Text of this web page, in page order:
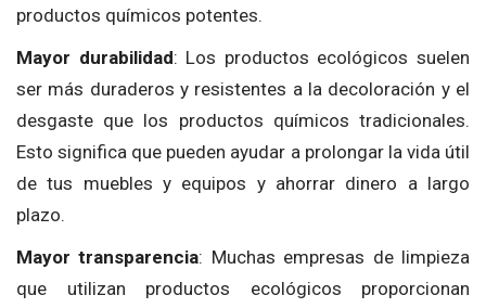
productos químicos potentes.
Mayor durabilidad: Los productos ecológicos suelen
ser más duraderos y resistentes a la decoloración y el
desgaste que los productos químicos tradicionales.
Esto significa que pueden ayudar a prolongar la vida útil
de tus muebles y equipos y ahorrar dinero a largo
plazo.
Mayor transparencia: Muchas empresas de limpieza
que utilizan productos ecológicos proporcionan